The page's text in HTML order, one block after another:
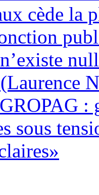
cède la
:
sous